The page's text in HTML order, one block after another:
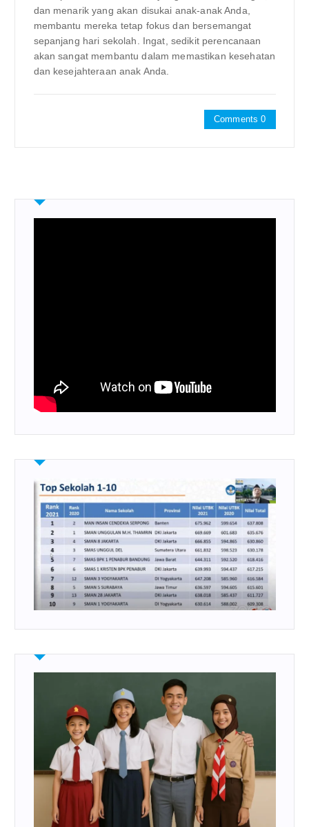
dan menarik yang akan disukai anak-anak Anda,
membantu mereka tetap fokus dan bersemangat
sepanjang hari sekolah. Ingat, sedikit perencanaan
akan sangat membantu dalam memastikan kesehatan
dan kesejahteraan anak Anda.
Comments 0